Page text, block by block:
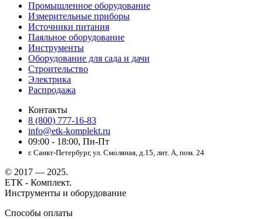
Промышленное оборудование
Измерительные приборы
Источники питания
Паяльное оборудование
Инструменты
Оборудование для сада и дачи
Строительство
Электрика
Распродажа
Контакты
8 (800) 777-16-83
info@etk-komplekt.ru
09:00 - 18:00, Пн-Пт
г. Санкт-Петербург, ул. Смоляная, д.15, лит. А, пом. 24
© 2017 — 2025.
ЕТК - Комплект.
Инструменты и оборудование
Способы оплаты